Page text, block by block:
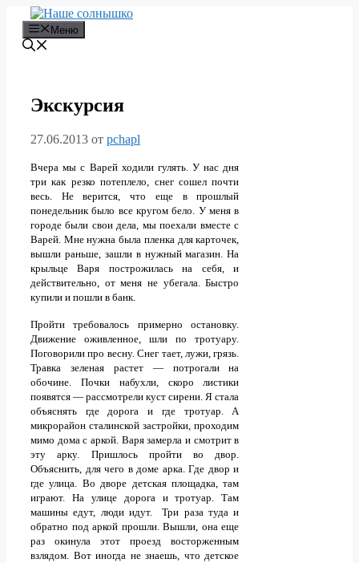
Перейти
содержимому
Меню
Экскурсия
27.06.2013 от pchapl
Вчера мы с Варей ходили гулять. У нас дня
три как резко потеплело, снег сошел почти
весь. Не верится, что еще в прошлый
понедельник было все кругом бело. У меня в
городе были свои дела, мы поехали вместе с
Варей. Мне нужна была пленка для карточек,
вышли раньше, зашли в нужный магазин. На
крыльце Варя построжилась на себя, и
действительно, от меня не убегала. Быстро
купили и пошли в банк.
Пройти требовалось примерно остановку.
Движение оживленное, шли по тротуару.
Поговорили про весну. Снег тает, лужи, грязь.
Травка зеленая растет — потрогали на
обочине. Почки набухли, скоро листики
появятся — рассмотрели куст сирени. Я стала
объяснять где дорога и где тротуар. А
микрорайон сталинской застройки, проходим
мимо дома с аркой. Варя замерла и смотрит в
эту арку. Пришлось пройти во двор.
Объяснить, для чего в доме арка. Где двор и
где улица. Во дворе детская площадка, там
играют. На улице дорога и тротуар. Там
машины едут, люди идут. Три раза туда и
обратно под аркой прошли. Вышли, она еще
раз окинула этот проезд восторженным
взлядом. Вот иногда не знаешь, что детское